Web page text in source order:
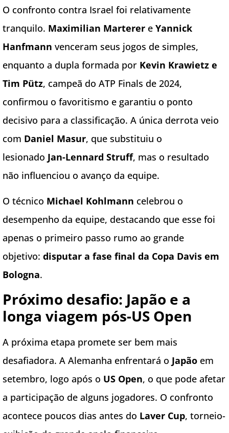
O confronto contra Israel foi relativamente
tranquilo. Maximilian Marterer e Yannick
Hanfmann venceram seus jogos de simples,
enquanto a dupla formada por Kevin Krawietz e
Tim Pütz, campeã do ATP Finals de 2024,
confirmou o favoritismo e garantiu o ponto
decisivo para a classificação. A única derrota veio
com Daniel Masur, que substituiu o
lesionado Jan-Lennard Struff, mas o resultado
não influenciou o avanço da equipe.
O técnico Michael Kohlmann celebrou o
desempenho da equipe, destacando que esse foi
apenas o primeiro passo rumo ao grande
objetivo: disputar a fase final da Copa Davis em
Bologna.
Próximo desafio: Japão e a
longa viagem pós-US Open
A próxima etapa promete ser bem mais
desafiadora. A Alemanha enfrentará o Japão em
setembro, logo após o US Open, o que pode afetar
a participação de alguns jogadores. O confronto
acontece poucos dias antes do Laver Cup, torneio-